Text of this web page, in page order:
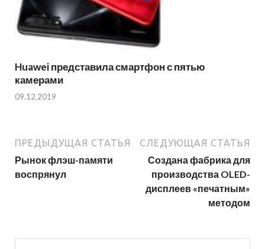
Huawei представила смартфон с пятью
камерами
09.12.2019
ПРЕДЫДУЩАЯ СТАТЬЯ
Рынок флэш-памяти
воспрянул
СЛЕДУЮЩАЯ СТАТЬЯ
Создана фабрика для
производства OLED-
дисплеев «печатным»
методом